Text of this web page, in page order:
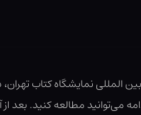
می‌توانید مطالعه کنید.